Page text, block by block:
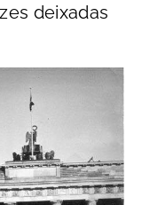
deixadas